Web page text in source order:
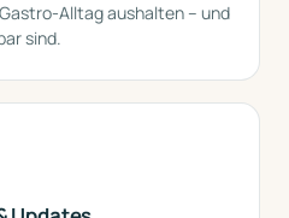
Alltag aushalten – und
sind.